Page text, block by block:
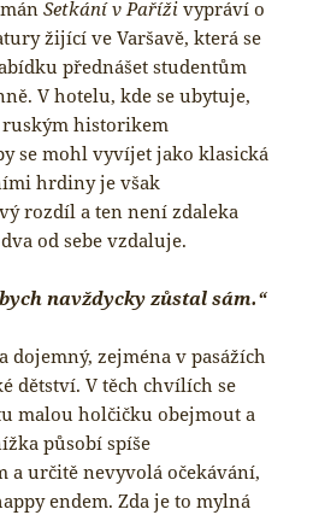
Setkání v Paříživypráví o
žijící ve Varšavě, která se
přednášet studentům
V hotelu, kde se ubytuje,
ruským historikem
se mohl vyvíjet jako klasická
hrdiny je však
rozdíl a ten není zdaleka
od sebe vzdaluje.
navždycky zůstal sám.“
dojemný, zejména v pasážích
dětství. V těch chvílích se
malou holčičku obejmout a
působí spíše
a určitě nevyvolá očekávání,
endem. Zda je to mylná